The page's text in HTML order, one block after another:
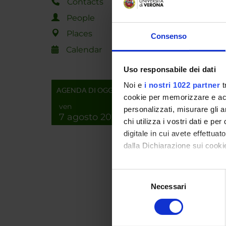
Consenso
Uso responsabile dei dati
Noi e i nostri 1022 partner
cookie per memorizzare e
personalizzati, misurare gli
chi utilizza i vostri dati e per
digitale in cui avete
dalla Dichiarazione sui
Con il tuo consenso,
raccogliere
digitali).
Necessari
People
Places
Calendar
AGENDA DI OGGI
ven
7 agosto 2026
Both
real
Ateneo